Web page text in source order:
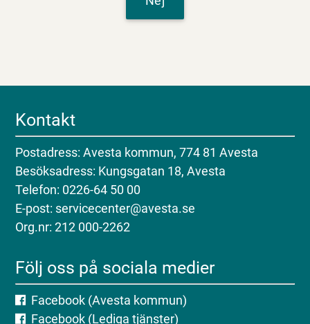
Kontakt
Postadress: Avesta kommun, 774 81 Avesta
Besöksadress: Kungsgatan 18, Avesta
Telefon: 0226-64 50 00
E-post: servicecenter@avesta.se
Org.nr: 212 000-2262
Följ oss på sociala medier
Facebook (Avesta kommun)
Facebook (Lediga tjänster)